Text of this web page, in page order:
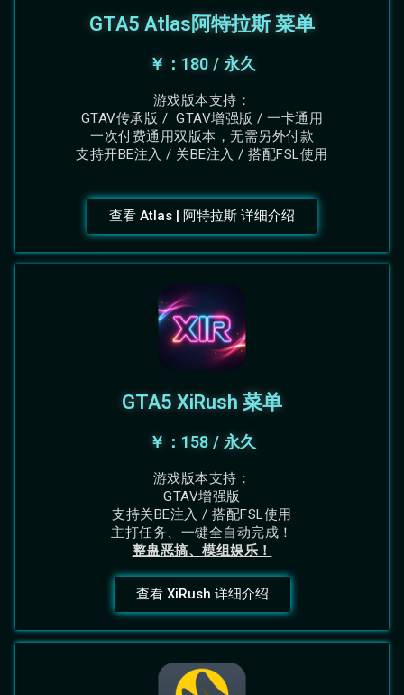
GTA5 Atlas阿特拉斯 菜单
￥：180 / 永久
游戏版本支持：
GTAV传承版 / GTAV增强版 / 一卡通用
一次付费通用双版本，无需另外付款
支持开BE注入 / 关BE注入 / 搭配FSL使用
查看 Atlas | 阿特拉斯 详细介绍
GTA5 XiRush 菜单
￥：158 / 永久
游戏版本支持：
GTAV增强版
支持关BE注入 / 搭配FSL使用
主打任务、一键全自动完成！
整蛊恶搞、模组娱乐！
查看 XiRush 详细介绍